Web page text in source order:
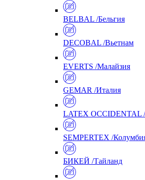
BELBAL /Бельгия
DECOBAL /Вьетнам
EVERTS /Малайзия
GEMAR /Италия
LATEX OCCIDENTAL
SEMPERTEX /
БИКЕЙ /Тайланд